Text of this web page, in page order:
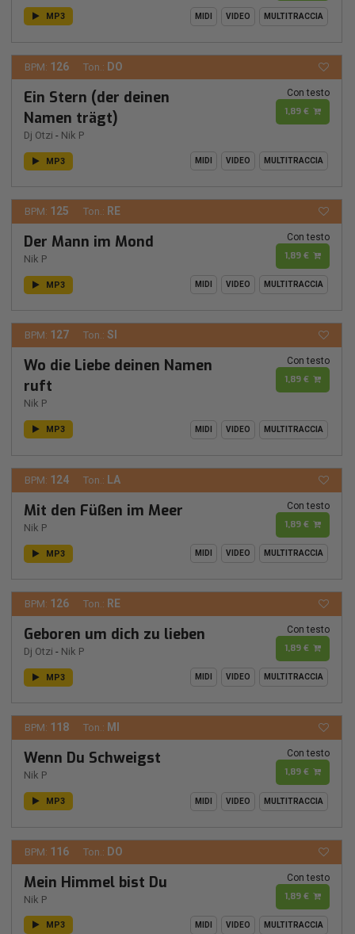
MP3 MIDI VIDEO MULTITRACCIA
BPM: 126 Ton.: DO
Ein Stern (der deinen
Namen trägt)
Dj Otzi - Nik P
Con testo
1,89 €
MP3 MIDI VIDEO MULTITRACCIA
BPM: 125 Ton.: RE
Der Mann im Mond
Nik P
Con testo
1,89 €
MP3 MIDI VIDEO MULTITRACCIA
BPM: 127 Ton.: SI
Wo die Liebe deinen Namen
ruft
Nik P
Con testo
1,89 €
MP3 MIDI VIDEO MULTITRACCIA
BPM: 124 Ton.: LA
Mit den Füßen im Meer
Nik P
Con testo
1,89 €
MP3 MIDI VIDEO MULTITRACCIA
BPM: 126 Ton.: RE
Geboren um dich zu lieben
Dj Otzi - Nik P
Con testo
1,89 €
MP3 MIDI VIDEO MULTITRACCIA
BPM: 118 Ton.: MI
Wenn Du Schweigst
Nik P
Con testo
1,89 €
MP3 MIDI VIDEO MULTITRACCIA
BPM: 116 Ton.: DO
Mein Himmel bist Du
Nik P
Con testo
1,89 €
MP3 MIDI VIDEO MULTITRACCIA